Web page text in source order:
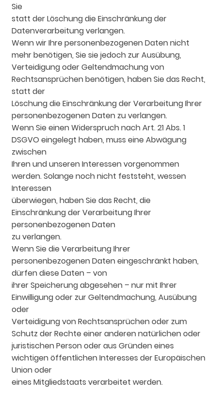
Sie
statt der Löschung die Einschränkung der
Datenverarbeitung verlangen.
Wenn wir Ihre personenbezogenen Daten nicht
mehr benötigen, Sie sie jedoch zur Ausübung,
Verteidigung oder Geltendmachung von
Rechtsansprüchen benötigen, haben Sie das Recht,
statt der
Löschung die Einschränkung der Verarbeitung Ihrer
personenbezogenen Daten zu verlangen.
Wenn Sie einen Widerspruch nach Art. 21 Abs. 1
DSGVO eingelegt haben, muss eine Abwägung
zwischen
Ihren und unseren Interessen vorgenommen
werden. Solange noch nicht feststeht, wessen
Interessen
überwiegen, haben Sie das Recht, die
Einschränkung der Verarbeitung Ihrer
personenbezogenen Daten
zu verlangen.
Wenn Sie die Verarbeitung Ihrer
personenbezogenen Daten eingeschränkt haben,
dürfen diese Daten – von
ihrer Speicherung abgesehen – nur mit Ihrer
Einwilligung oder zur Geltendmachung, Ausübung
oder
Verteidigung von Rechtsansprüchen oder zum
Schutz der Rechte einer anderen natürlichen oder
juristischen Person oder aus Gründen eines
wichtigen öffentlichen Interesses der Europäischen
Union oder
eines Mitgliedstaats verarbeitet werden.